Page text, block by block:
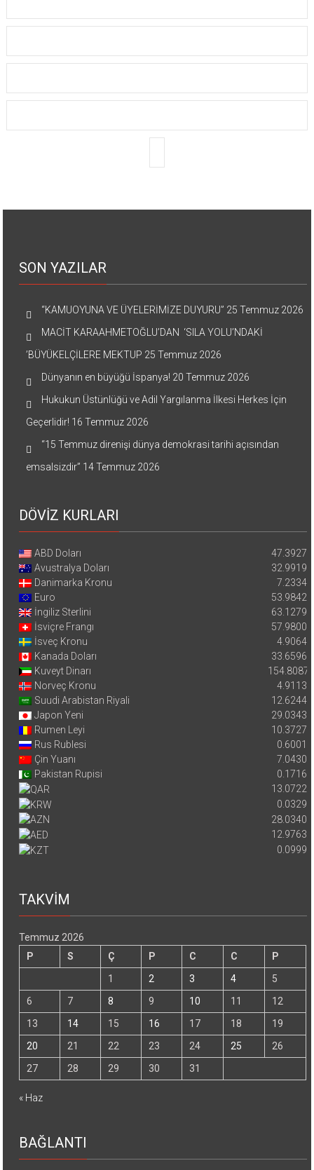
SON YAZILAR
“KAMUOYUNA VE ÜYELERİMİZE DUYURU” 25 Temmuz 2026
MACİT KARAAHMETOĞLU’DAN ‘SILA YOLU’NDAKİ
’BÜYÜKELÇİLERE MEKTUP 25 Temmuz 2026
Dünyanın en büyüğü İspanya! 20 Temmuz 2026
Hukukun Üstünlüğü ve Adil Yargılanma İlkesi Herkes İçin
Geçerlidir! 16 Temmuz 2026
“15 Temmuz direnişi dünya demokrasi tarihi açısından
emsalsizdir” 14 Temmuz 2026
DÖVİZ KURLARI
ABD Doları
47.3927
Avustralya Doları
32.9919
Danimarka Kronu
7.2334
Euro
53.9842
İngiliz Sterlini
63.1279
İsviçre Frangı
57.9800
İsveç Kronu
4.9064
Kanada Doları
33.6596
Kuveyt Dinarı
154.8087
Norveç Kronu
4.9113
Suudi Arabistan Riyali
12.6244
Japon Yeni
29.0343
Rumen Leyi
10.3727
Rus Rublesi
0.6001
Çin Yuanı
7.0430
Pakistan Rupisi
0.1716
13.0722
0.0329
28.0340
12.9763
0.0999
TAKVİM
Temmuz 2026
P
S Ç P C C
P
1
2 3 4
5
6
7 8 9 10 11
12
13
14 15 16 17 18
19
20
21 22 23 24 25
26
27
28 29 30 31
« Haz
BAĞLANTI